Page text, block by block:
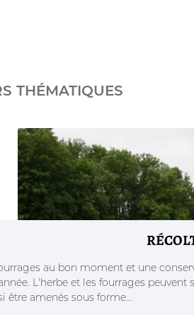
THÉMATIQUES
au bon moment et une
L'herbe et les fourrages
être amenés sous forme...